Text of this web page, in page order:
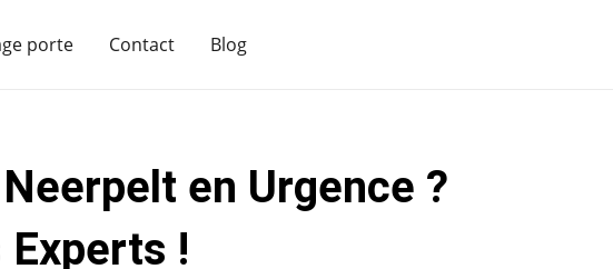
porte Contact Blog
en Urgence ?
Experts !